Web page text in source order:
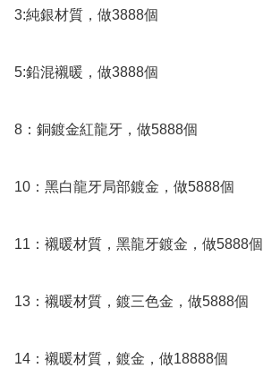
3:純銀材質，做3888個
5:鉛混襯暖，做3888個
8：銅鍍金紅龍牙，做5888個
10：黑白龍牙局部鍍金，做5888個
11：襯暖材質，黑龍牙鍍金，做5888個
13：襯暖材質，鍍三色金，做5888個
14：襯暖材質，鍍金，做18888個